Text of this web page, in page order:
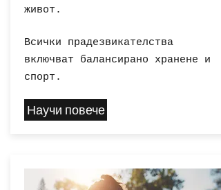
живот.
Всички прадезвикателства
включват балансирано хранене и
спорт.
Научи повече